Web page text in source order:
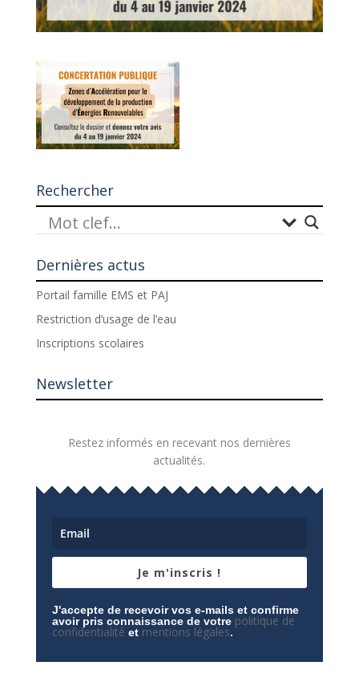
Rechercher
Dernières actus
Portail famille EMS et PAJ
Restriction d’usage de l’eau
Inscriptions scolaires
Newsletter
Restez informés en recevant nos dernières
actualités.
Je m'inscris !
J'accepte de recevoir vos e-mails et confirme
avoir pris connaissance de votre politique de
confidentialité et mentions légales.